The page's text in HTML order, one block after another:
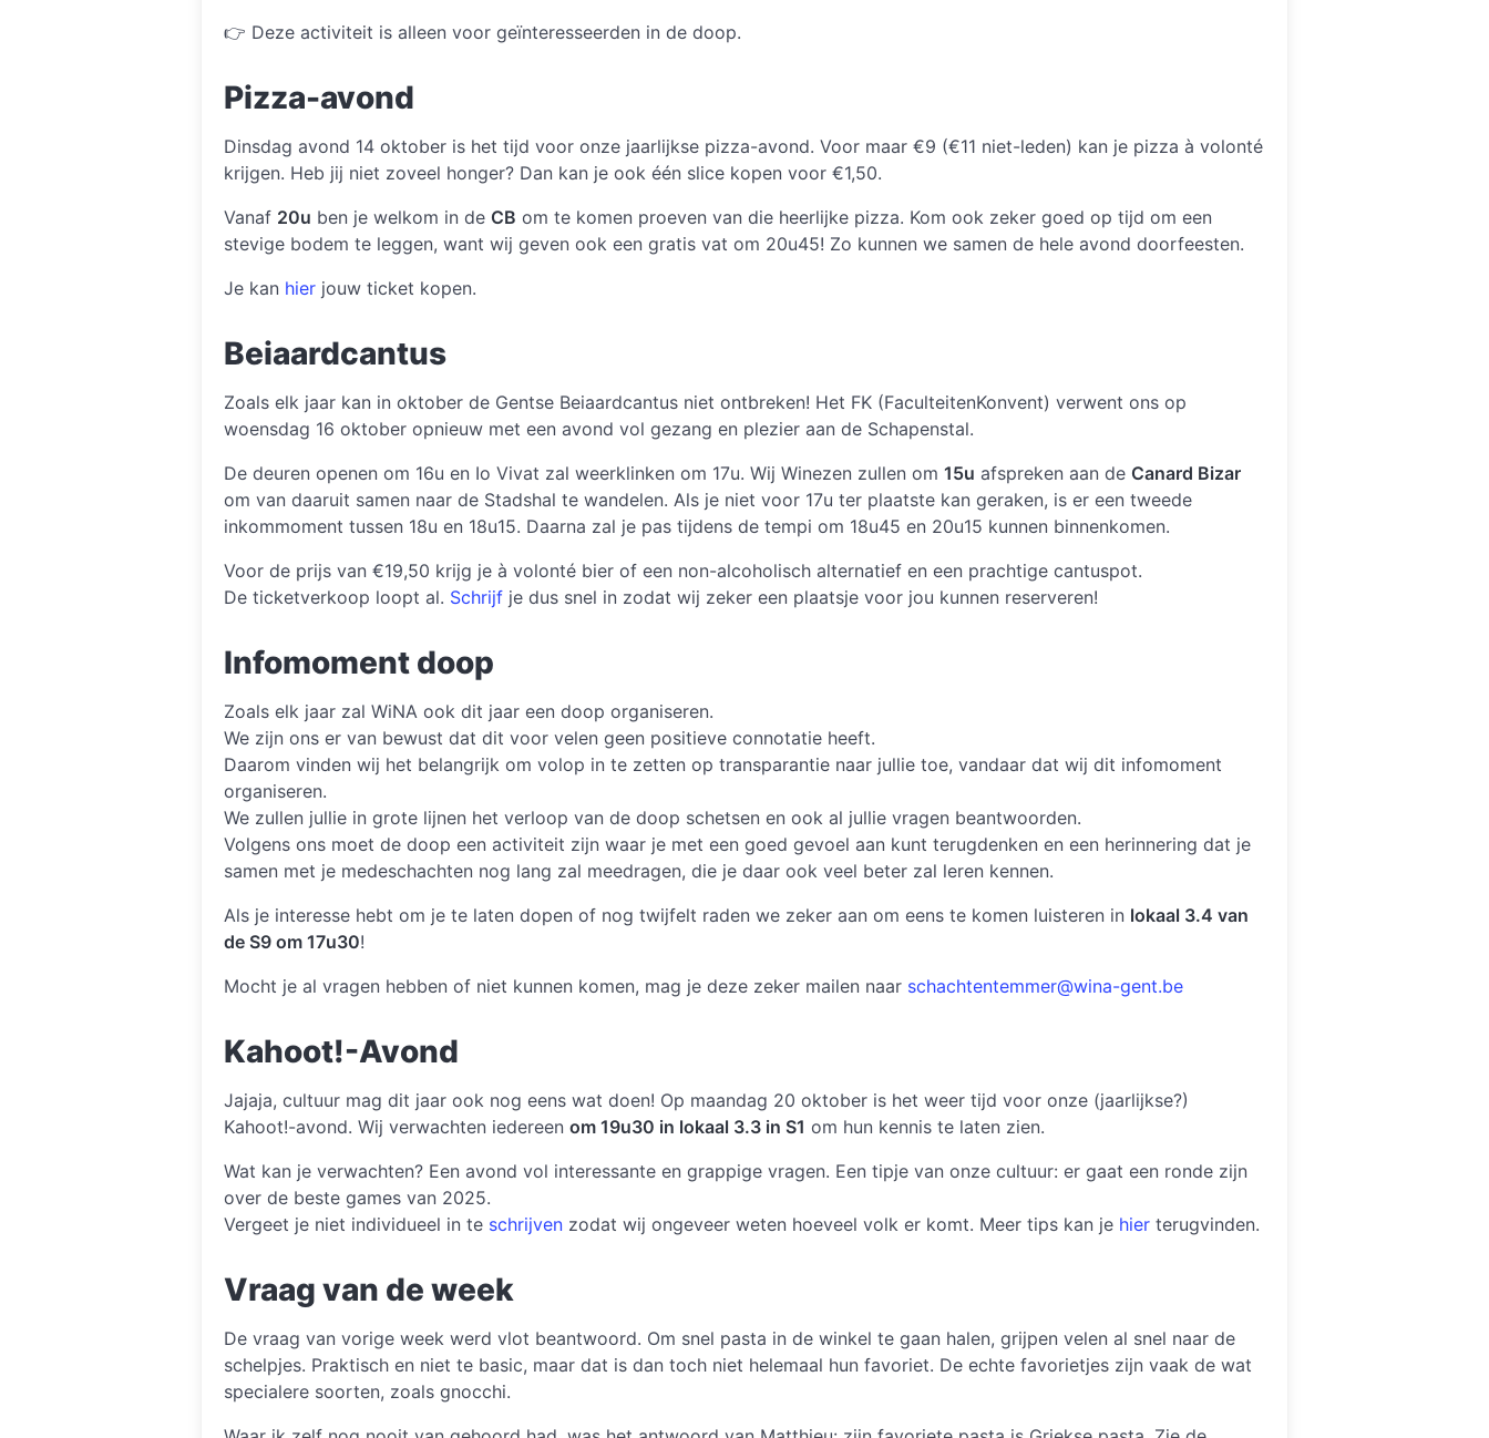
👉 Deze activiteit is alleen voor geïnteresseerden in de doop.
Pizza-avond
Dinsdag avond 14 oktober is het tijd voor onze jaarlijkse pizza-avond. Voor maar €9 (€11 niet-leden) kan je pizza à volonté
krijgen. Heb jij niet zoveel honger? Dan kan je ook één slice kopen voor €1,50.
Vanaf 20u ben je welkom in de CB om te komen proeven van die heerlijke pizza. Kom ook zeker goed op tijd om een
stevige bodem te leggen, want wij geven ook een gratis vat om 20u45! Zo kunnen we samen de hele avond doorfeesten.
Je kan hier jouw ticket kopen.
Beiaardcantus
Zoals elk jaar kan in oktober de Gentse Beiaardcantus niet ontbreken! Het FK (FaculteitenKonvent) verwent ons op
woensdag 16 oktober opnieuw met een avond vol gezang en plezier aan de Schapenstal.
De deuren openen om 16u en Io Vivat zal weerklinken om 17u. Wij Winezen zullen om15u afspreken aan de Canard Bizar
om van daaruit samen naar de Stadshal te wandelen. Als je niet voor 17u ter plaatste kan geraken, is er een tweede
inkommoment tussen 18u en 18u15. Daarna zal je pas tijdens de tempi om 18u45 en 20u15 kunnen binnenkomen.
Voor de prijs van €19,50 krijg je à volonté bier of een non-alcoholisch alternatief en een prachtige cantuspot.
De ticketverkoop loopt al. Schrijf je dus snel in zodat wij zeker een plaatsje voor jou kunnen reserveren!
Infomoment doop
Zoals elk jaar zal WiNA ook dit jaar een doop organiseren.
We zijn ons er van bewust dat dit voor velen geen positieve connotatie heeft.
Daarom vinden wij het belangrijk om volop in te zetten op transparantie naar jullie toe, vandaar dat wij dit infomoment
organiseren.
We zullen jullie in grote lijnen het verloop van de doop schetsen en ook al jullie vragen beantwoorden.
Volgens ons moet de doop een activiteit zijn waar je met een goed gevoel aan kunt terugdenken en een herinnering dat je
samen met je medeschachten nog lang zal meedragen, die je daar ook veel beter zal leren kennen.
Als je interesse hebt om je te laten dopen of nog twijfelt raden we zeker aan om eens te komen luisteren in lokaal 3.4 van
de S9 om 17u30!
Mocht je al vragen hebben of niet kunnen komen, mag je deze zeker mailen naar schachtentemmer@wina-gent.be
Kahoot!-Avond
Jajaja, cultuur mag dit jaar ook nog eens wat doen! Op maandag 20 oktober is het weer tijd voor onze (jaarlijkse?)
Kahoot!-avond. Wij verwachten iedereenom 19u30 in lokaal 3.3 in S1 om hun kennis te laten zien.
Wat kan je verwachten? Een avond vol interessante en grappige vragen. Een tipje van onze cultuur: er gaat een ronde zijn
over de beste games van 2025.
Vergeet je niet individueel in te schrijven zodat wij ongeveer weten hoeveel volk er komt. Meer tips kan je hier terugvinden.
Vraag van de week
De vraag van vorige week werd vlot beantwoord. Om snel pasta in de winkel te gaan halen, grijpen velen al snel naar de
schelpjes. Praktisch en niet te basic, maar dat is dan toch niet helemaal hun favoriet. De echte favorietjes zijn vaak de wat
specialere soorten, zoals gnocchi.